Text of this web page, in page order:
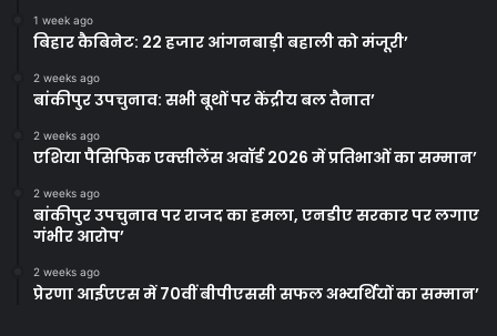
1 week ago
बिहार कैबिनेट: 22 हजार आंगनबाड़ी बहाली को मंजूरी’
2 weeks ago
बांकीपुर उपचुनाव: सभी बूथों पर केंद्रीय बल तैनात’
2 weeks ago
एशिया पैसिफिक एक्सीलेंस अवॉर्ड 2026 में प्रतिभाओं का सम्मान’
2 weeks ago
बांकीपुर उपचुनाव पर राजद का हमला, एनडीए सरकार पर लगाए
गंभीर आरोप’
2 weeks ago
प्रेरणा आईएएस में 70वीं बीपीएससी सफल अभ्यर्थियों का सम्मान’